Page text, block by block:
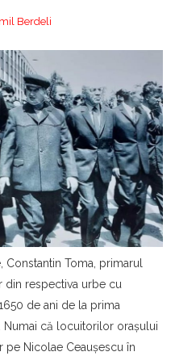
Berdeli
Toma, primarul
din respectiva urbe cu
de ani de la prima
Numai că locuitorilor oraşului
pe Nicolae Ceauşescu în